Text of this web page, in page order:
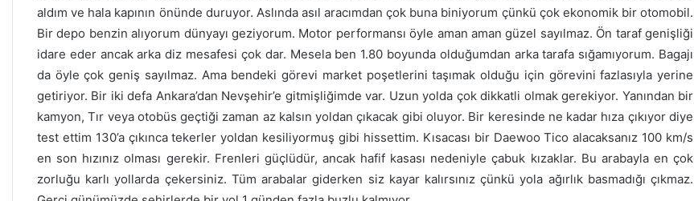
aldım ve hala kapının önünde duruyor. Aslında asıl aracımdan çok buna biniyorum çünkü çok ekonomik bir otomobil.
Bir depo benzin alıyorum dünyayı geziyorum. Motor performansı öyle aman aman güzel sayılmaz. Ön taraf genişliği
idare eder ancak arka diz mesafesi çok dar. Mesela ben 1.80 boyunda olduğumdan arka tarafa sığamıyorum. Bagajı
da öyle çok geniş sayılmaz. Ama bendeki görevi market poşetlerini taşımak olduğu için görevini fazlasıyla yerine
getiriyor. Bir iki defa Ankara’dan Nevşehir’e gitmişliğimde var. Uzun yolda çok dikkatli olmak gerekiyor. Yanından bir
kamyon, Tır veya otobüs geçtiği zaman az kalsın yoldan çıkacak gibi oluyor. Bir keresinde ne kadar hıza çıkıyor diye
test ettim 130’a çıkınca tekerler yoldan kesiliyormuş gibi hissettim. Kısacası bir Daewoo Tico alacaksanız 100 km/s
en son hızınız olması gerekir. Frenleri güçlüdür, ancak hafif kasası nedeniyle çabuk kızaklar. Bu arabayla en çok
zorluğu karlı yollarda çekersiniz. Tüm arabalar giderken siz kayar kalırsınız çünkü yola ağırlık basmadığı çıkmaz.